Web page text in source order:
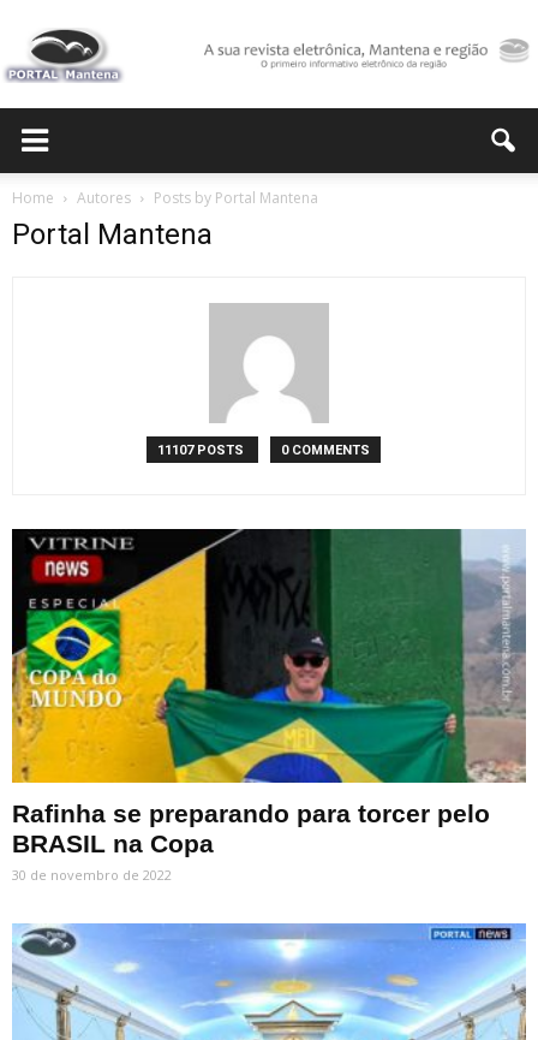
Home Autores Posts by Portal Mantena
Portal Mantena
11107 POSTS 0 COMMENTS
Rafinha se preparando para torcer pelo
BRASIL na Copa
30 de novembro de 2022